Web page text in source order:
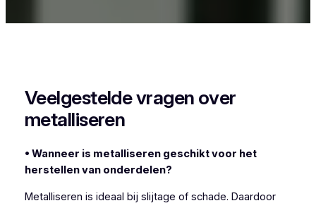
Veelgestelde vragen over
metalliseren
• Wanneer is metalliseren geschikt voor het
herstellen van onderdelen?
Metalliseren is ideaal bij slijtage of schade. Daardoor